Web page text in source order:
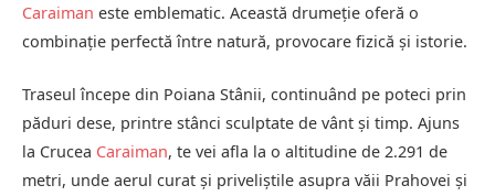
Caraiman este emblematic. Această drumeție oferă o
combinație perfectă între natură, provocare fizică și istorie.
Traseul începe din Poiana Stânii, continuând pe poteci prin
păduri dese, printre stânci sculptate de vânt și timp. Ajuns
la Crucea Caraiman, te vei afla la o altitudine de 2.291 de
metri, unde aerul curat și priveliștile asupra văii Prahovei și